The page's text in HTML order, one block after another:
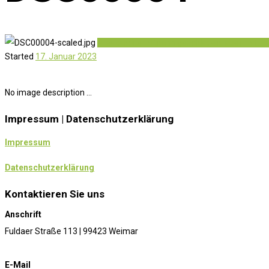
Started 17. Januar 2023
No image description ...
Impressum | Datenschutzerklärung
Impressum
Datenschutzerklärung
Kontaktieren Sie uns
Anschrift
Fuldaer Straße 113 | 99423 Weimar
E-Mail